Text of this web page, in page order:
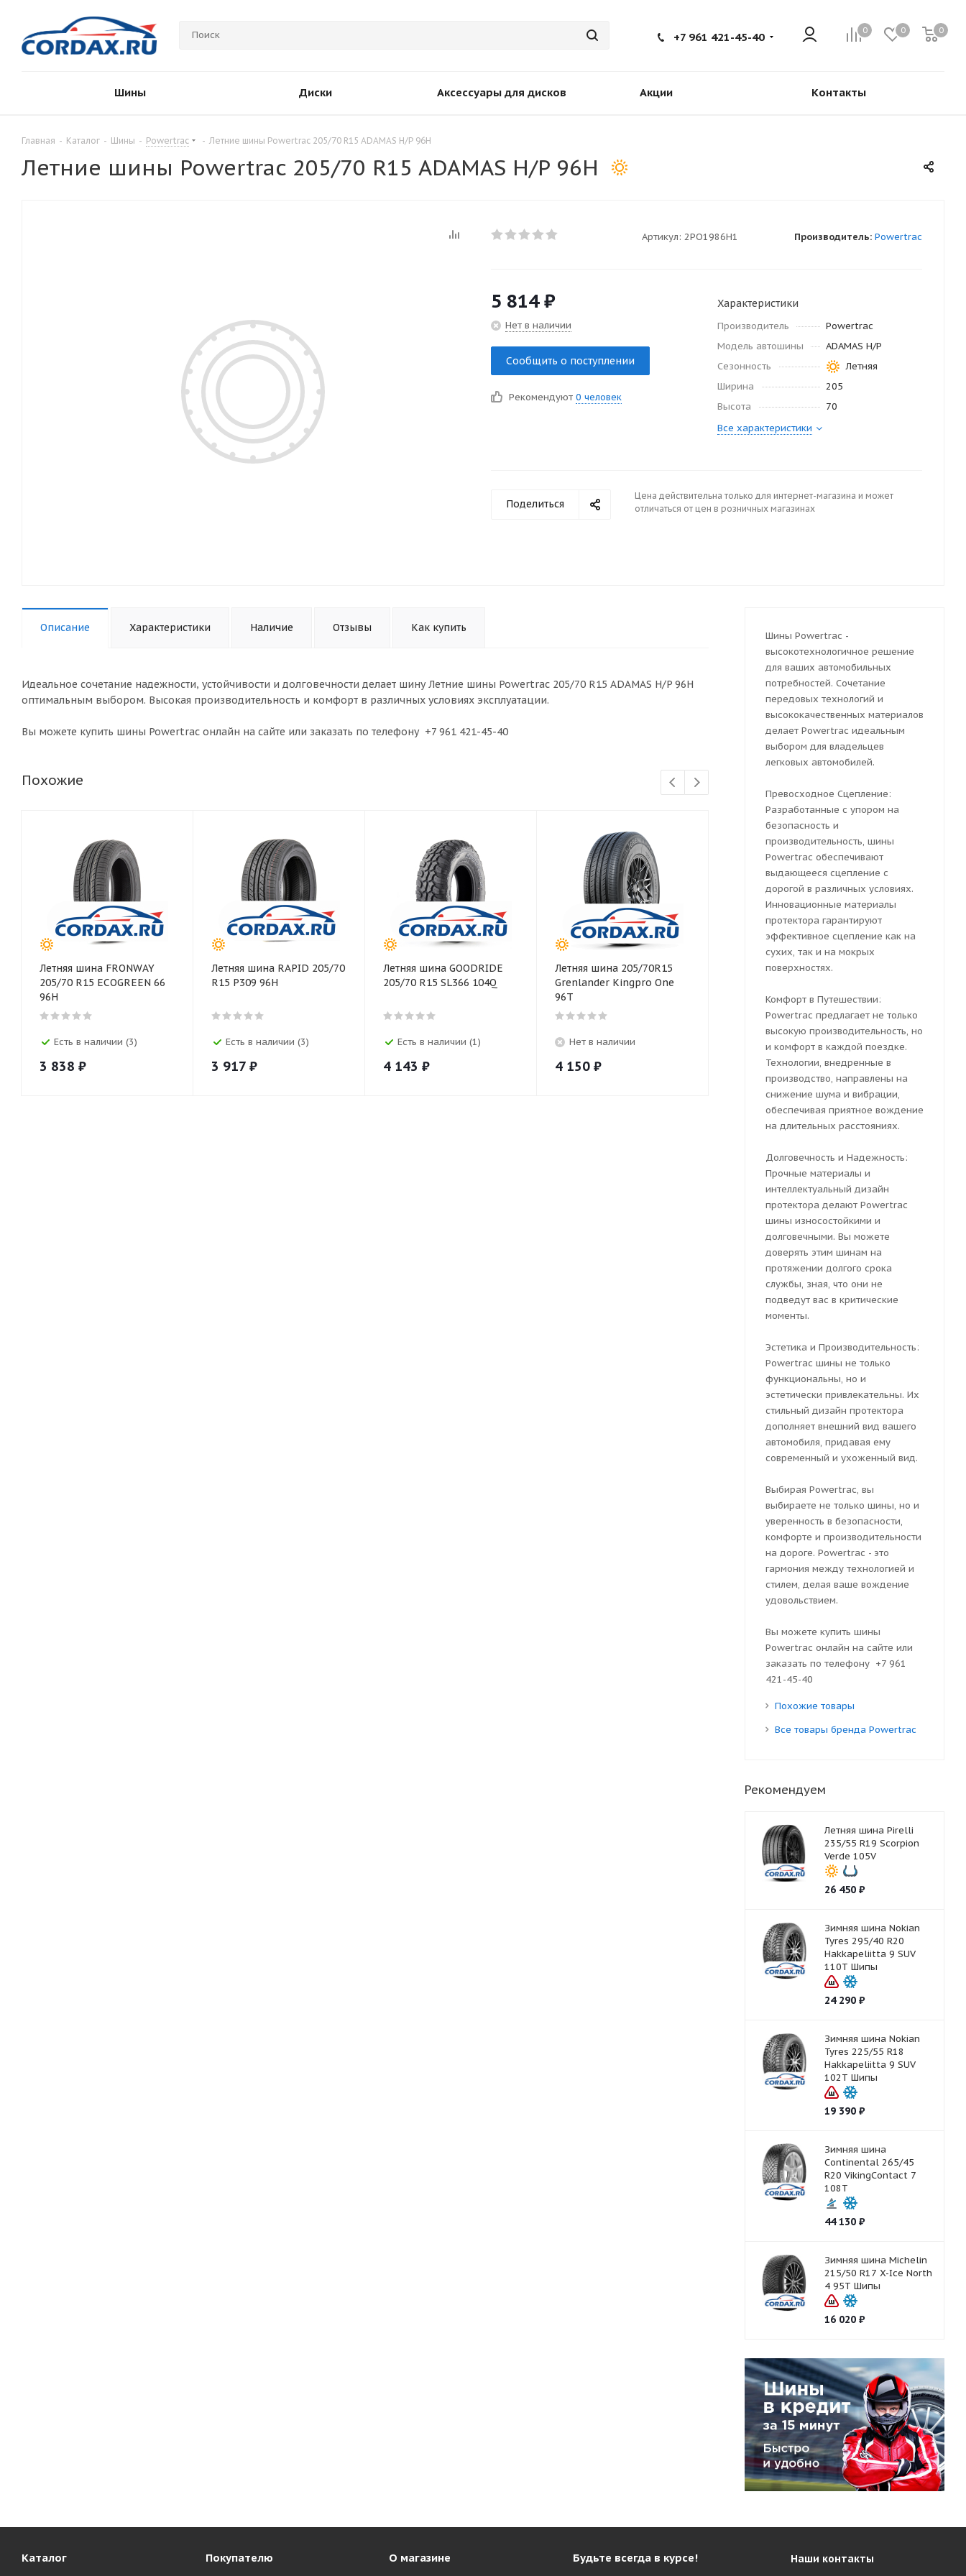
0 0 0
+7 961 421-45-40
Шины Диски Аксессуары для дисков Акции Контакты
Главная - Каталог - Шины - Powertrac - Летние шины Powertrac 205/70 R15 ADAMAS H/P 96H
Летние шины Powertrac 205/70 R15 ADAMAS H/P 96H
Артикул: 2PO1986H1 Производитель: Powertrac
5 814₽
Нет в наличии
Сообщить о поступлении
Рекомендуют 0 человек
Характеристики
Производитель
Powertrac
Модель автошины
ADAMAS H/P
Сезонность
Летняя
Ширина
205
Высота
70
Все характеристики
Поделиться
Цена действительна только для интернет-магазина и может
отличаться от цен в розничных магазинах
Описание Характеристики Наличие Отзывы Как купить
Идеальное сочетание надежности, устойчивости и долговечности делает шину Летние шины Powertrac 205/70 R15 ADAMAS H/P 96H
оптимальным выбором. Высокая производительность и комфорт в различных условиях эксплуатации.
Вы можете купить шины Powertrac онлайн на сайте или заказать по телефону +7 961 421-45-40
Похожие
Летняя шина FRONWAY
205/70 R15 ECOGREEN 66
96H
Есть в наличии (3)
3 838 ₽
Летняя шина RAPID 205/70
R15 P309 96H
Есть в наличии (3)
3 917 ₽
Летняя шина GOODRIDE
205/70 R15 SL366 104Q
Есть в наличии (1)
4 143 ₽
Летняя шина 205/70R15
Grenlander Kingpro One
96T
Нет в наличии
4 150 ₽
Летняя шина Bars 205/70
Есть в наличии (4)
₽
Шины Powertrac -
высокотехнологичное решение
для ваших автомобильных
потребностей. Сочетание
передовых технологий и
высококачественных материалов
делает Powertrac идеальным
выбором для владельцев
легковых автомобилей.
Превосходное Сцепление:
Разработанные с упором на
безопасность и
производительность, шины
Powertrac обеспечивают
выдающееся сцепление с
дорогой в различных условиях.
Инновационные материалы
протектора гарантируют
эффективное сцепление как на
сухих, так и на мокрых
поверхностях.
Комфорт в Путешествии:
Powertrac предлагает не только
высокую производительность, но
и комфорт в каждой поездке.
Технологии, внедренные в
производство, направлены на
снижение шума и вибрации,
обеспечивая приятное вождение
на длительных расстояниях.
Долговечность и Надежность:
Прочные материалы и
интеллектуальный дизайн
протектора делают Powertrac
шины износостойкими и
долговечными. Вы можете
доверять этим шинам на
протяжении долгого срока
службы, зная, что они не
подведут вас в критические
моменты.
Эстетика и Производительность:
Powertrac шины не только
функциональны, но и
эстетически привлекательны. Их
стильный дизайн протектора
дополняет внешний вид вашего
автомобиля, придавая ему
современный и ухоженный вид.
Выбирая Powertrac, вы
выбираете не только шины, но и
уверенность в безопасности,
комфорте и производительности
на дороге. Powertrac - это
гармония между технологией и
стилем, делая ваше вождение
удовольствием.
Вы можете купить шины
Powertrac онлайн на сайте или
заказать по телефону +7 961
421-45-40
Похожие товары
Все товары бренда Powertrac
Рекомендуем
Летняя шина Pirelli
235/55 R19 Scorpion
Verde 105V
26 450₽
Зимняя шина Nokian
Tyres 295/40 R20
Hakkapeliitta 9 SUV
110T Шипы
24 290₽
Зимняя шина Nokian
Tyres 225/55 R18
Hakkapeliitta 9 SUV
102T Шипы
19 390₽
Зимняя шина
Continental 265/45
R20 VikingContact 7
108T
44 130₽
Зимняя шина Michelin
215/50 R17 X-Ice North
4 95T Шипы
16 020₽
Каталог Покупателю О магазине Будьте всегда в курсе! Наши контакты